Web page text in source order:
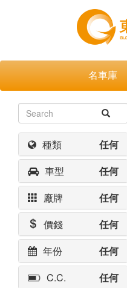
名車庫
種類
任何
車型
任何
廠牌
任何
價錢
任何
年份
任何
C.C.
任何